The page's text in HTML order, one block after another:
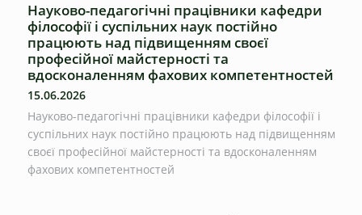
Науково-педагогічні працівники кафедри
філософії і суспільних наук постійно
працюють над підвищенням своєї
професійної майстерності та
вдосконаленням фахових компетентностей
15.06.2026
Науково-педагогічні працівники кафедри філософії і
суспільних наук постійно працюють над підвищенням
своєї професійної майстерності та вдосконаленням
фахових компетентностей